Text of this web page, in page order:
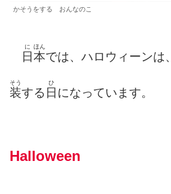
かそうをする おんなのこ
日
に
本
ほん
では、ハロウィーンは、
装
そう
する 日
ひ
になっています。
Halloween